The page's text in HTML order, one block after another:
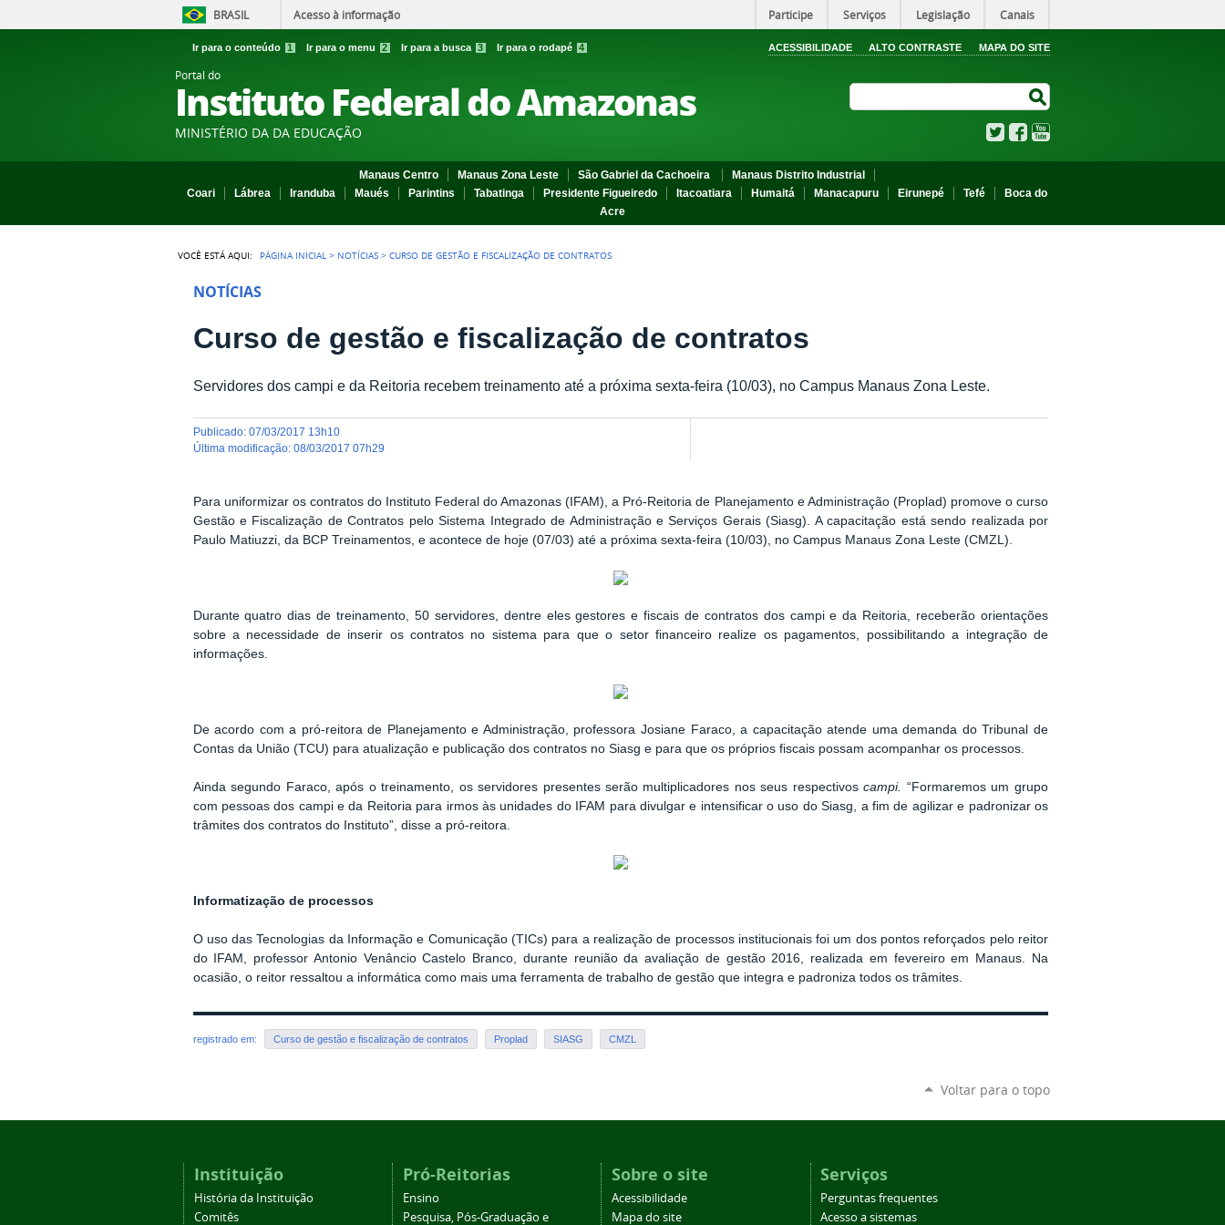
BRASIL Acesso à informação Participe Serviços Legislação Canais
Ir para o conteúdo 1 Ir para o menu 2 Ir para a busca 3 Ir para o rodapé 4 ACESSIBILIDADE ALTO CONTRASTE MAPA DO SITE
Portal do
Instituto Federal do Amazonas
MINISTÉRIO DA DA EDUCAÇÃO TwitterFacebook
Manaus Centro Manaus Zona Leste São Gabriel da Cachoeira
Manaus Distrito Industrial
Coari
Lábrea Iranduba Maués Parintins Tabatinga Presidente Figueiredo Itacoatiara Humaitá Manacapuru Eirunepé Tefé
Boca do
Acre
VOCÊ ESTÁ AQUI: PÁGINA INICIAL > NOTÍCIAS >CURSO DE GESTÃO E FISCALIZAÇÃO DE CONTRATOS
NOTÍCIAS
Curso de gestão e fiscalização de contratos
Servidores dos campi e da Reitoria recebem treinamento até a próxima sexta-feira (10/03), no Campus Manaus Zona Leste.
publicado: 07/03/2017 13h10
última modificação: 08/03/2017 07h29
Para uniformizar os contratos do Instituto Federal do Amazonas (IFAM), a Pró-Reitoria de Planejamento e Administração (Proplad) promove o curso
Gestão e Fiscalização de Contratos pelo Sistema Integrado de Administração e Serviços Gerais (Siasg). A capacitação está sendo realizada por
Paulo Matiuzzi, da BCP Treinamentos, e acontece de hoje (07/03) até a próxima sexta-feira (10/03), no Campus Manaus Zona Leste (CMZL).
Durante quatro dias de treinamento, 50 servidores, dentre eles gestores e fiscais de contratos dos campi e da Reitoria, receberão orientações
sobre a necessidade de inserir os contratos no sistema para que o setor financeiro realize os pagamentos, possibilitando a integração de
informações.
De acordo com a pró-reitora de Planejamento e Administração, professora Josiane Faraco, a capacitação atende uma demanda do Tribunal de
Contas da União (TCU) para atualização e publicação dos contratos no Siasg e para que os próprios fiscais possam acompanhar os processos.
Ainda segundo Faraco, após o treinamento, os servidores presentes serão multiplicadores nos seus respectivoscampi. “Formaremos um grupo
com pessoas dos campi e da Reitoria para irmos às unidades do IFAM para divulgar e intensificar o uso do Siasg, a fim de agilizar e padronizar os
trâmites dos contratos do Instituto”, disse a pró-reitora.
Informatização de processos
O uso das Tecnologias da Informação e Comunicação (TICs) para a realização de processos institucionais foi um dos pontos reforçados pelo reitor
do IFAM, professor Antonio Venâncio Castelo Branco, durante reunião da avaliação de gestão 2016, realizada em fevereiro em Manaus. Na
ocasião, o reitor ressaltou a informática como mais uma ferramenta de trabalho de gestão que integra e padroniza todos os trâmites.
registrado em: Curso de gestão e fiscalização de contratos Proplad SIASG CMZL
Voltar para o topo
Instituição
História da Instituição
Comitês
Pró-Reitorias
Ensino
Pesquisa, Pós-Graduação e
Sobre o site
Acessibilidade
Mapa do site
Serviços
Perguntas frequentes
Acesso a sistemas